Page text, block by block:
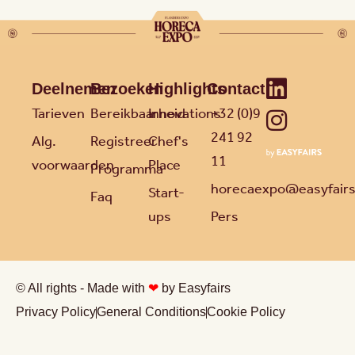
Deelnemen
Tarieven
Alg.
voorwaarden
Bezoeken
Bereikbaarheid
Registreer
Programma
Faq
Highlights
Innovations
Chef's
Place
Start-
ups
Contact
+32 (0)9
241 92
11
Pers
© All rights - Made with ❤ by Easyfairs
Privacy PolicyGeneral ConditionsCookie Policy